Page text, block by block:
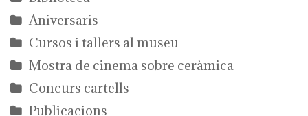
Aniversaris
Cursos i tallers al museu
Mostra de cinema sobre ceràmica
Concurs cartells
Publicacions